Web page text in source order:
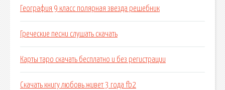
География 9 класс полярная звезда решебник
Греческие песни слушать скачать
Карты таро скачать бесплатно и без регистрации
Скачать книгу любовь живет 3 года fb2